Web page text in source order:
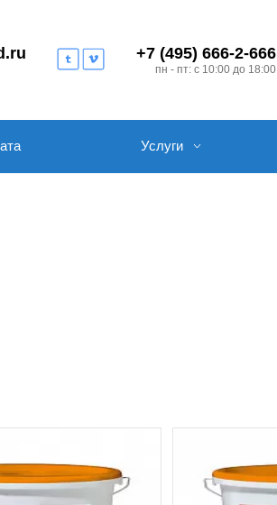
+7 (495) 666-2-666
пн - пт: с 10:00 до 18:00
Услуги